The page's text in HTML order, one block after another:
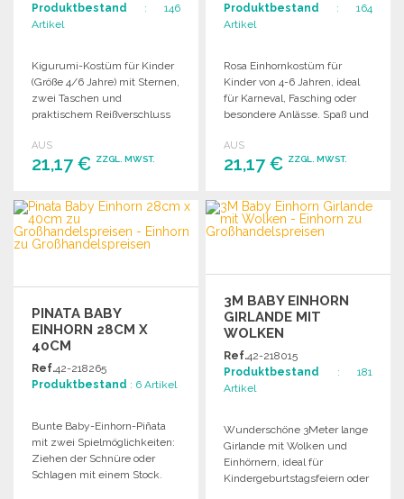
Produktbestand : 146
Artikel
Kigurumi-Kostüm für Kinder
(Größe 4/6 Jahre) mit Sternen,
zwei Taschen und
praktischem Reißverschluss
AUS
21,17 € ZZGL. MWST.
BESTELLEN
Angebot anfordern
Produktbestand : 164
Artikel
Rosa Einhornkostüm für
Kinder von 4-6 Jahren, ideal
für Karneval, Fasching oder
besondere Anlässe. Spaß und
AUS
21,17 € ZZGL. MWST.
BESTELLEN
Angebot anfordern
PINATA BABY
EINHORN 28CM X
40CM
Ref.42-218265
Produktbestand : 6 Artikel
Bunte Baby-Einhorn-Piñata
mit zwei Spielmöglichkeiten:
Ziehen der Schnüre oder
Schlagen mit einem Stock.
3M BABY EINHORN
GIRLANDE MIT
WOLKEN
Ref.42-218015
Produktbestand : 181
Artikel
Wunderschöne 3Meter lange
Girlande mit Wolken und
Einhörnern, ideal für
Kindergeburtstagsfeiern oder